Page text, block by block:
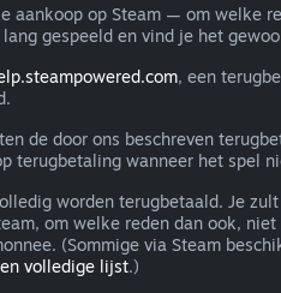
aankoop op Steam — om welke
gespeeld en vind je het
, een
de door ons beschreven
terugbetaling wanneer het spel
worden terugbetaald. Je
om welke reden dan ook,
(Sommige via Steam
volledige lijst.)